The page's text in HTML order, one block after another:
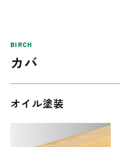
BIRCH
カバ
オイル塗装